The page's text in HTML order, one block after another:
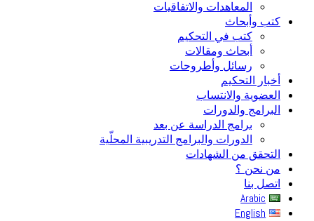
المعاهدات والاتفاقيات
كتب وأبحاث
كتب في التحكيم
أبحاث ومقالات
رسائل وأطروحات
أخبار التحكيم
العضوية والانتساب
البرامج والدورات
برامج الدراسة عن بعد
الدورات والبرامج التدريبية المحلّية
التحقق من الشهادات
من نحن ؟
اتصل بنا
Arabic
English